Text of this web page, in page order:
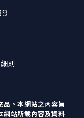
則
品。本網站之內容旨
網站所載內容及資料